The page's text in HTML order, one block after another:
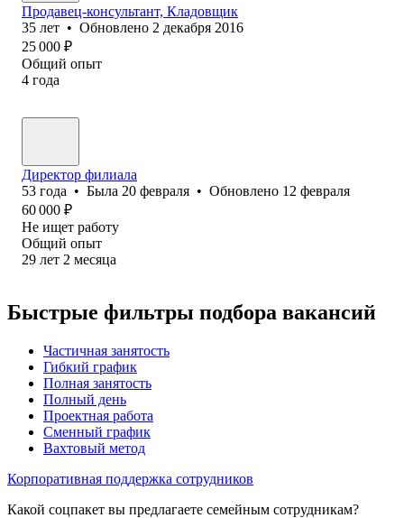
Продавец-консультант, Кладовщик
35 лет • Обновлено 2 декабря 2016
25 000 ₽
Общий опыт
4 года
Директор филиала
53 года • Была 20 февраля • Обновлено 12 февраля
60 000 ₽
Не ищет работу
Общий опыт
29 лет 2 месяца
Быстрые фильтры подбора вакансий
Частичная занятость
Гибкий график
Полная занятость
Полный день
Проектная работа
Сменный график
Вахтовый метод
Корпоративная поддержка сотрудников
Какой соцпакет вы предлагаете семейным сотрудникам?